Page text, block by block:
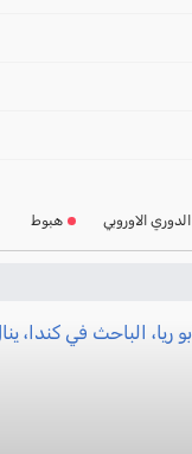
ترتيب الدوري الايطالي
الدوري الاوروبي هبوط